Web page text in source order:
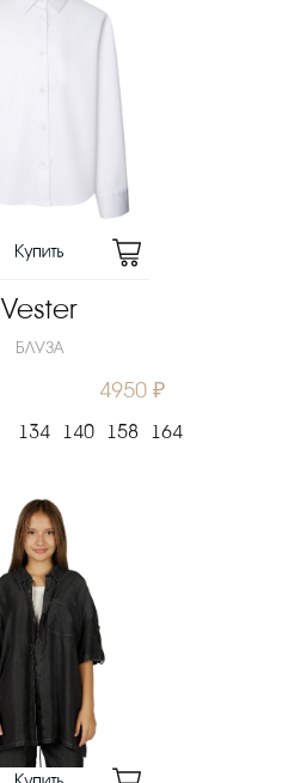
Vester
БЛУЗА
4950 ₽
134 140 158 164